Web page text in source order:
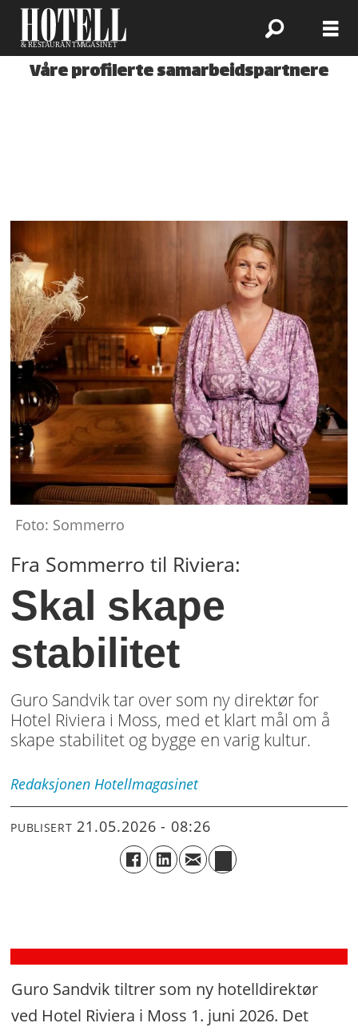
Våre profilerte samarbeidspartnere
Foto: Sommerro
Fra Sommerro til Riviera:
Skal skape
stabilitet
Guro Sandvik tar over som ny direktør for
Hotel Riviera i Moss, med et klart mål om å
skape stabilitet og bygge en varig kultur.
Redaksjonen Hotellmagasinet
PUBLISERT 21.05.2026 - 08:26
Fra
Riviera
til
nytt
Guro Sandvik tiltrer som ny hotelldirektør
ved Hotel Riviera i Moss 1. juni 2026. Det